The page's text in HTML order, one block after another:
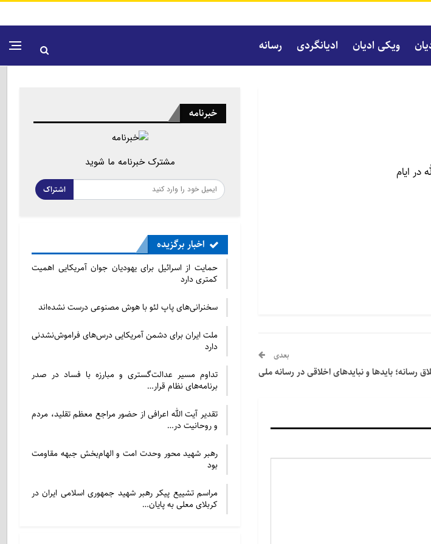
ویکی ادیان ادیانگردی رسانه
در ایام
بعدی
رسانه؛ بایدها و نبایدهای اخلاقی در رسانه ملی
خبرنامه
مشترک خبرنامه ما شوید
اشتراک
اخبار برگزیده
حمایت از اسرائیل برای یهودیان جوان آمریکایی اهمیت
کمتری دارد
سخنرانی‌های پاپ لئو با هوش مصنوعی درست نشده‌اند
ملت ایران برای دشمن آمریکایی درس‌های فراموش‌نشدنی
دارد
تداوم مسیر عدالت‌گستری و مبارزه با فساد در صدر
برنامه‌های نظام قرار…
تقدیر آیت الله اعرافی از حضور مراجع معظم تقلید، مردم
و روحانیت در…
رهبر شهید محور وحدت امت و الهام‌بخش جبهه مقاومت
بود
مراسم تشییع پیکر رهبر شهید جمهوری اسلامی ایران در
کربلای معلی به پایان…